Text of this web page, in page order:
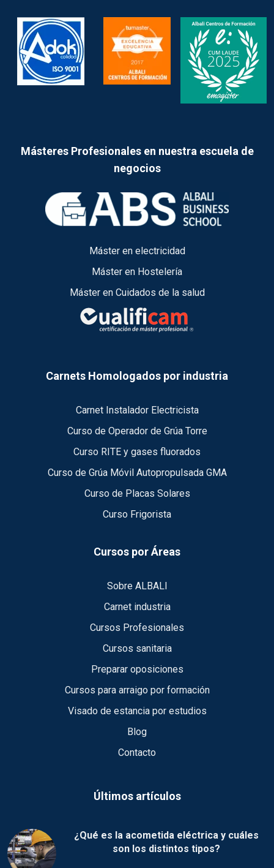
Másteres Profesionales en nuestra escuela de
negocios
Máster en electricidad
Máster en Hostelería
Máster en Cuidados de la salud
Carnets Homologados por industria
Carnet Instalador Electricista
Curso de Operador de Grúa Torre
Curso RITE y gases fluorados
Curso de Grúa Móvil Autopropulsada GMA
Curso de Placas Solares
Curso Frigorista
Cursos por Áreas
Sobre ALBALI
Carnet industria
Cursos Profesionales
Cursos sanitaria
Preparar oposiciones
Cursos para arraigo por formación
Visado de estancia por estudios
Blog
Contacto
Últimos artículos
¿Qué es la acometida eléctrica y cuáles
son los distintos tipos?